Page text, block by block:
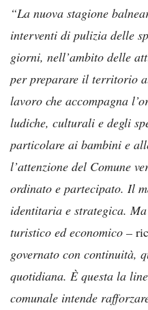
“La nuova stagione
interventi di pulizia delle
giorni, nell’ambito delle
per preparare il territorio
lavoro che accompagna
ludiche, culturali e degli
particolare ai bambini e
l’attenzione del Comune
ordinato e partecipato. Il
identitaria e strategica.
turistico ed economico –
governato con continuità,
quotidiana. È questa la
comunale intende